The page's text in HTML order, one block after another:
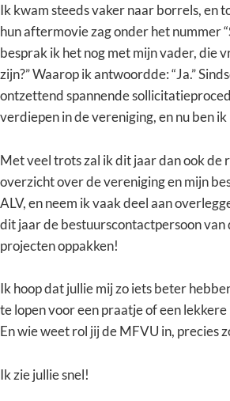
Ik kwam steeds vaker naar borrels, en
hun aftermovie zag onder het nummer
besprak ik het nog met mijn vader, die
zijn?” Waarop ik antwoordde: “Ja.”
ontzettend spannende
verdiepen in de vereniging, en nu ben ik
Met veel trots zal ik dit jaar dan ook
overzicht over de vereniging en mijn
ALV, en neem ik vaak deel aan
dit jaar de bestuurscontactpersoon van
projecten oppakken!
Ik hoop dat jullie mij zo iets beter
te lopen voor een praatje of een
En wie weet rol jij de MFVU in, precies
Ik zie jullie snel!